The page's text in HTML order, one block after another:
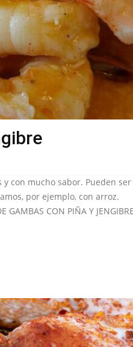
con mucho sabor. Pueden
por ejemplo, con arroz.
GAMBAS CON PIÑA Y